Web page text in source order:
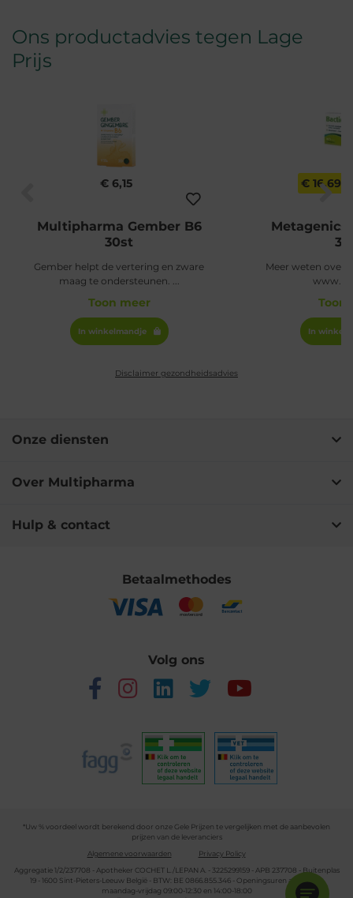
Ons productadvies tegen Lage
Prijs
€ 6,15
Multipharma Gember B6
30st
Gember helpt de vertering en zware
maag te ondersteunen. ...
Toon meer
€ 16,69
Metagenics
Meer weten over
Toon
Disclaimer gezondheidsadvies
Onze diensten
Over Multipharma
Hulp & contact
Betaalmethodes
Volg ons
*Uw % voordeel wordt berekend door onze Gele Prijzen te vergelijken met de aanbevolen
prijzen van de leveranciers
Algemene voorwaarden
Privacy Policy
Aggregatie 1/2/237708 - Apotheker COCHET L./LEPAN A. - 3225299159 - APB 237708 - Buitenplas
19 - 1600 Sint-Pieters-Leeuw België - BTW: BE 0866.855.346 - Openingsuren apotheek:
maandag-vrijdag 09:00-12:30 en 14:00-18:00